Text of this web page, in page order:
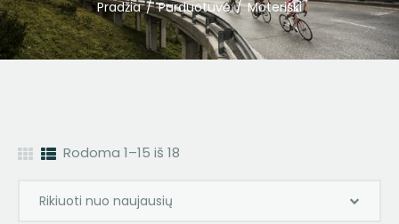
Pradžia Parduotuvė Moteriški
Rodoma 1–15 iš 18